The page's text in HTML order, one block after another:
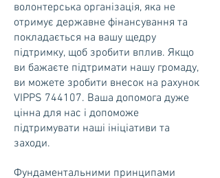
волонтерська організація, яка не
отримує державне фінансування та
покладається на вашу щедру
підтримку, щоб зробити вплив. Якщо
ви бажаєте підтримати нашу громаду,
ви можете зробити внесок на рахунок
VIPPS 744107. Ваша допомога дуже
цінна для нас і допоможе
підтримувати наші ініціативи та
заходи.
Фундаментальними принципами